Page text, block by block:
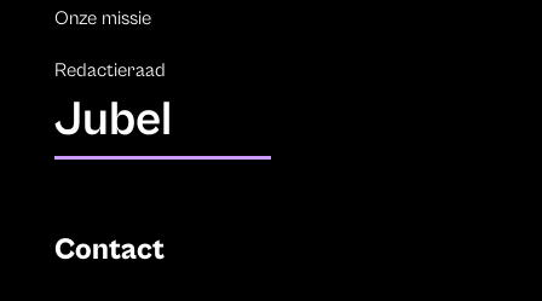
Onze missie
Redactieraad
Jubel
Contact